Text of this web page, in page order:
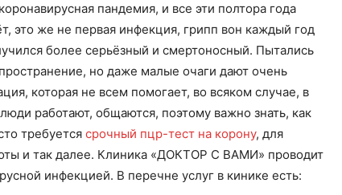
пандемия, и все эти полтора года
это же не первая инфекция, грипп вон каждый год
более серьёзный и смертоносный. Пытались
но даже малые очаги дают очень
которая не всем помогает, во всяком случае, в
работают, общаются, поэтому важно знать, как
требуется срочный пцр-тест на корону, для
и так далее. Клиника «ДОКТОР С ВАМИ» проводит
инфекцией. В перечне услуг в кинике есть: